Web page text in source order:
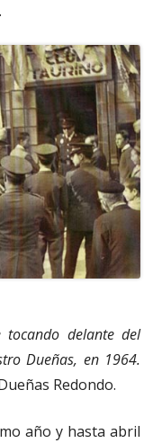
tocando delante del
Dueñas, en 1964.
Redondo.
año y hasta abril